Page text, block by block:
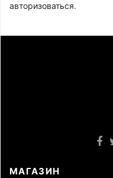
авторизоваться.
МАГАЗИН